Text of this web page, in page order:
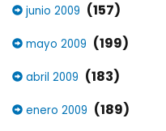
junio 2009 (157)
mayo 2009 (199)
abril 2009 (183)
enero 2009 (189)